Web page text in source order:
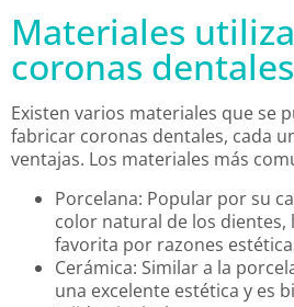
Materiales
coronas dentales
Existen varios materiales que se
fabricar coronas dentales, cada
ventajas. Los materiales más
Porcelana: Popular por su
color natural de los dientes,
favorita por razones
Cerámica: Similar a la
una excelente estética y es